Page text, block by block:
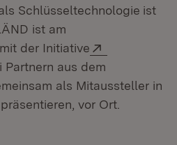
Schlüsseltechnologie ist
ist am
der Initiative
neuem Fenster)
Partnern aus dem
als Mitaussteller in
vor Ort.